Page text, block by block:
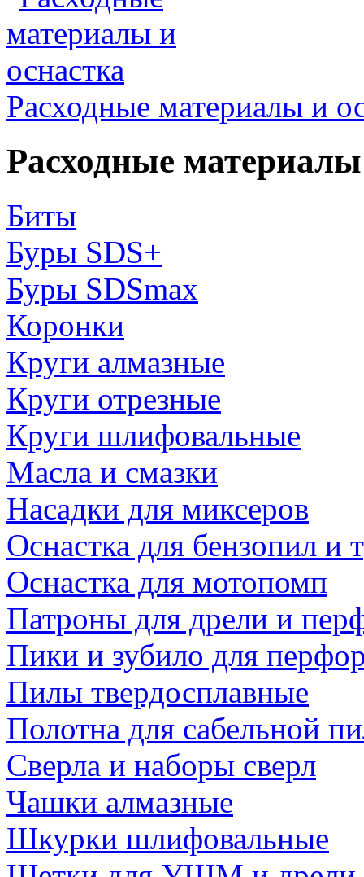
Расходные материалы и
Расходные
Биты
Буры SDS+
Буры SDSmax
Коронки
Круги алмазные
Круги отрезные
Круги шлифовальные
Масла и смазки
Насадки для миксеров
Оснастка для бензопил и
Оснастка для мотопомп
Патроны для дрели и
Пики и зубило для
Пилы твердосплавные
Полотна для сабельной
Сверла и наборы сверл
Чашки алмазные
Шкурки шлифовальные